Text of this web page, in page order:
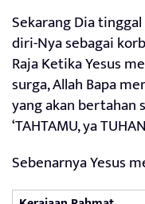
Sekarang Dia
diri-Nya sebagai
Raja Ketika Yesus
surga, Allah Bapa
yang akan bertahan
‘TAHTAMU, ya
Sebenarnya Yesus